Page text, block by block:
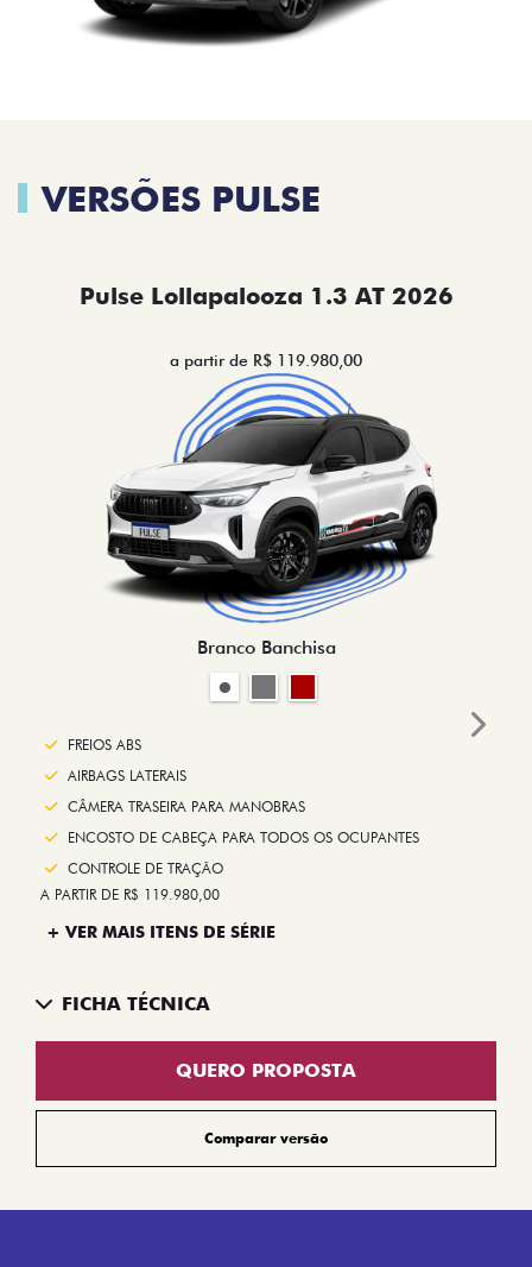
VERSÕES PULSE
Pulse Lollapalooza 1.3 AT 2026
a partir de R$ 119.980,00
Branco Banchisa
FREIOS ABS
AIRBAGS LATERAIS
CÂMERA TRASEIRA PARA MANOBRAS
ENCOSTO DE CABEÇA PARA TODOS OS OCUPANTES
CONTROLE DE TRAÇÃO
A PARTIR DE R$ 119.980,00
+ VER MAIS ITENS DE SÉRIE
FICHA TÉCNICA
QUERO PROPOSTA
Comparar versão
Next